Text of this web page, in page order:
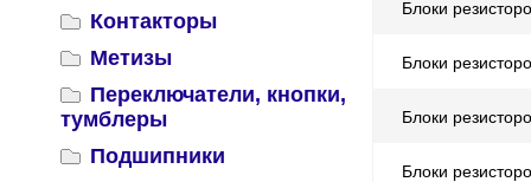
Контакторы
Метизы
Переключатели, кнопки,
тумблеры
Подшипники
Блоки
Блоки
Блоки
Блоки